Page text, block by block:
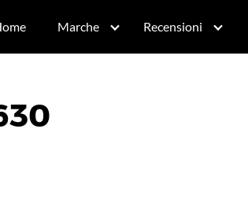
Marche Recensioni